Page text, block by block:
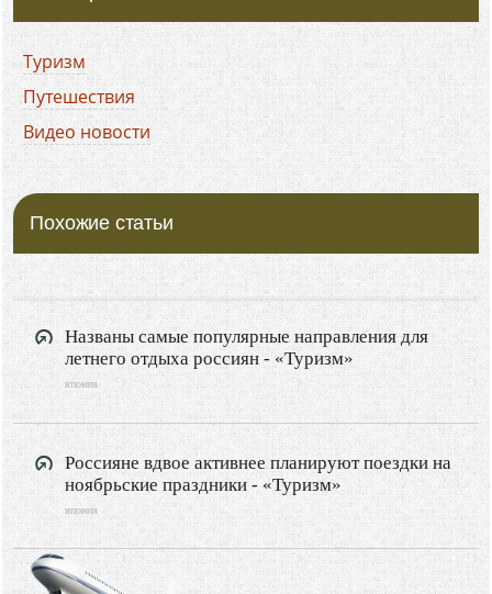
Туризм
Путешествия
Видео новости
Похожие статьи
Названы самые популярные направления для
летнего отдыха россиян - «Туризм»
япония
Россияне вдвое активнее планируют поездки на
ноябрьские праздники - «Туризм»
япония